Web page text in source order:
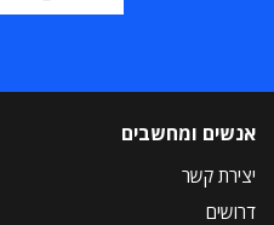
אנשים ומחשבים
יצירת קשר
דרושים